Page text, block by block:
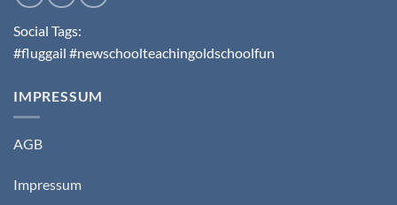
Social Tags:
#fluggail #newschoolteachingoldschoolfun
IMPRESSUM
AGB
Impressum